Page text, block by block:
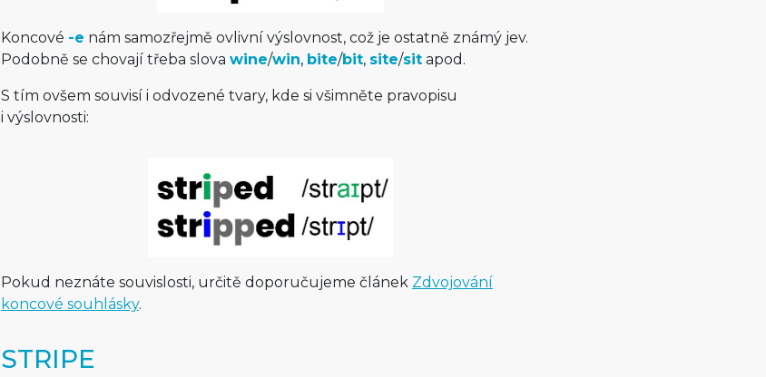
Koncové -e nám samozřejmě ovlivní výslovnost, což je ostatně známý jev.
Podobně se chovají třeba slova wine/win, bite/bit, site/sitapod.
S tím ovšem souvisí i odvozené tvary, kde si všimněte pravopisu
i výslovnosti:
Pokud neznáte souvislosti, určitě doporučujeme článek Zdvojování
koncové souhlásky.
STRIPE